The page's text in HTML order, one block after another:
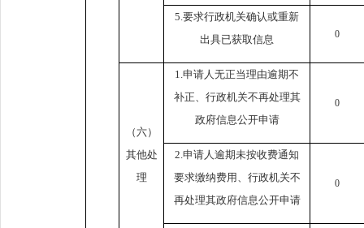
5.要求行政机关确认或重新
出具已获取信息
0
（六）
其他处
理
1.申请人无正当理由逾期不
补正、行政机关不再处理其
政府信息公开申请
0
2.申请人逾期未按收费通知
要求缴纳费用、行政机关不
再处理其政府信息公开申请
0